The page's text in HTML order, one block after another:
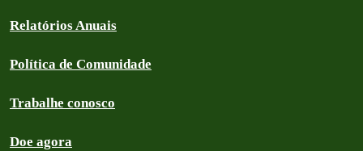
Relatórios Anuais
Política de Comunidade
Trabalhe conosco
Doe agora